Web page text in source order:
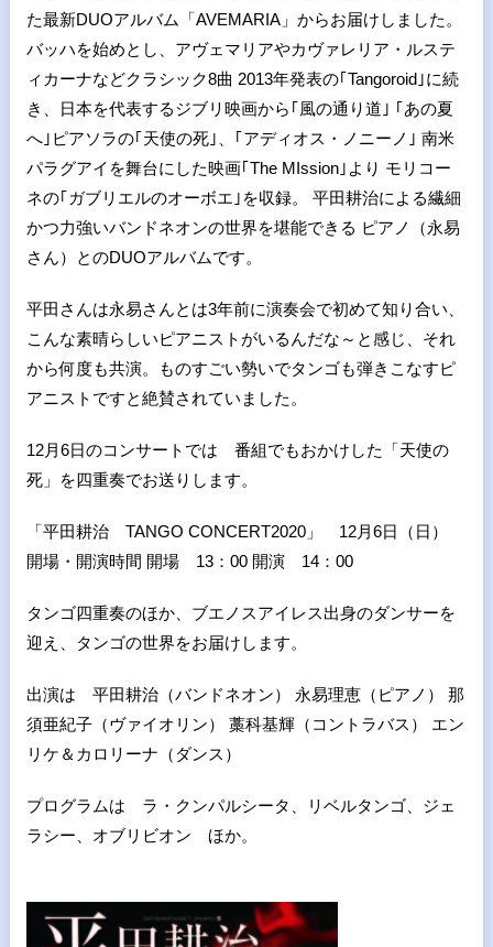
た最新DUOアルバム「AVEMARIA」からお届けしました。
バッハを始めとし、アヴェマリアやカヴァレリア・ルステ
ィカーナなどクラシック8曲 2013年発表の｢Tangoroid｣に続
き、日本を代表するジブリ映画から｢風の通り道｣ ｢あの夏
へ｣ピアソラの｢天使の死｣、｢アディオス・ノニーノ｣ 南米
パラグアイを舞台にした映画｢The MIssion｣より モリコー
ネの｢ガブリエルのオーボエ｣を収録。 平田耕治による繊細
かつ力強いバンドネオンの世界を堪能できる ピアノ（永易
さん）とのDUOアルバムです。
平田さんは永易さんとは3年前に演奏会で初めて知り合い、
こんな素晴らしいピアニストがいるんだな～と感じ、それ
から何度も共演。ものすごい勢いでタンゴも弾きこなすピ
アニストですと絶賛されていました。
12月6日のコンサートでは 番組でもおかけした「天使の
死」を四重奏でお送りします。
「平田耕治 TANGO CONCERT2020」 12月6日（日）
開場・開演時間 開場 13：00 開演 14：00
タンゴ四重奏のほか、ブエノスアイレス出身のダンサーを
迎え、タンゴの世界をお届けします。
出演は 平田耕治（バンドネオン） 永易理恵（ピアノ） 那
須亜紀子（ヴァイオリン） 藁科基輝（コントラバス） エン
リケ＆カロリーナ（ダンス）
プログラムは ラ・クンパルシータ、リベルタンゴ、ジェ
ラシー、オブリビオン ほか。